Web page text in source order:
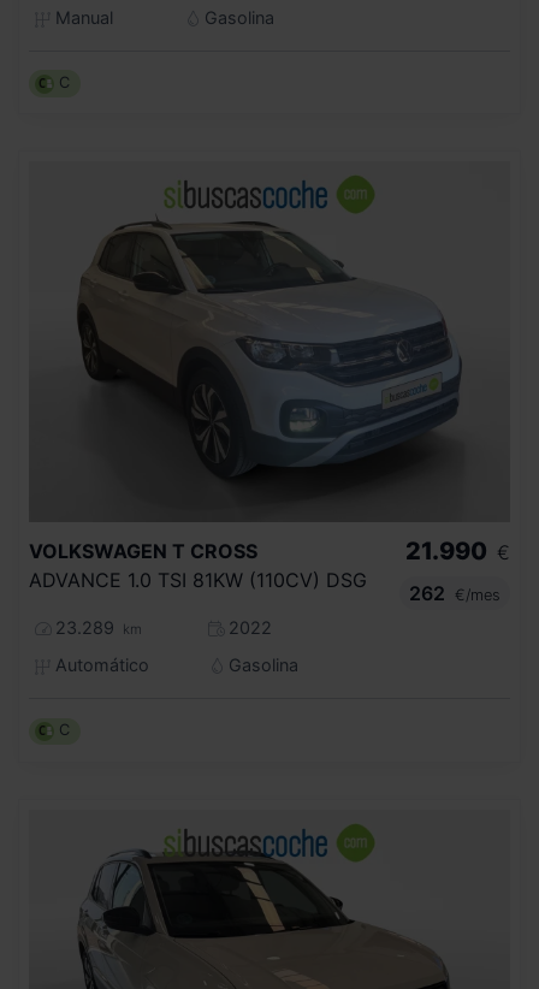
Manual
Gasolina
C
VOLKSWAGEN T CROSS
ADVANCE 1.0 TSI 81KW (110CV) DSG
23.289 km
2022
Automático
Gasolina
21.990 €
262
€/mes
C